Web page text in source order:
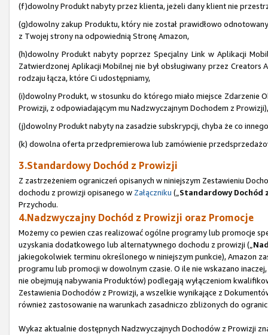
(f)dowolny Produkt nabyty przez klienta, jeżeli dany klient nie
(g)dowolny zakup Produktu, który nie został prawidłowo
z Twojej strony na odpowiednią Stronę Amazon,
(h)dowolny Produkt nabyty poprzez Specjalny Link w Aplikacji
Zatwierdzonej Aplikacji Mobilnej nie był obsługiwany przez Creators
rodzaju łącza, które Ci udostępniamy,
(i)dowolny Produkt, w stosunku do którego miało miejsce Zdarzenie
Prowizji, z odpowiadającym mu Nadzwyczajnym Dochodem z Prowizji),
(j)dowolny Produkt nabyty na zasadzie subskrypcji, chyba że co
(k) dowolna oferta przedpremierowa lub zamówienie
3.Standardowy Dochód z Prowizji
Z zastrzeżeniem ograniczeń opisanych w niniejszym Zestawieniu
dochodu z prowizji opisanego w Załączniku („ Standardowy Dochód
Przychodu.
4.Nadzwyczajny Dochód z Prowizji oraz Promocje
Możemy co pewien czas realizować ogólne programy lub promocje
uzyskania dodatkowego lub alternatywnego dochodu z prowizji („
jakiegokolwiek terminu określonego w niniejszym punkcie), Amazon
programu lub promocji w dowolnym czasie. O ile nie wskazano
nie obejmują nabywania Produktów) podlegają wyłączeniom
Zestawienia Dochodów z Prowizji, a wszelkie wynikające z
również zastosowanie na warunkach zasadniczo zbliżonych do
Wykaz aktualnie dostępnych Nadzwyczajnych Dochodów z Prowizji